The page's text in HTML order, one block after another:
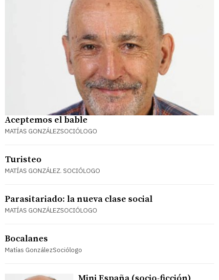
Aceptemos el bable
MATÍAS GONZÁLEZSOCIÓLOGO
Turisteo
MATÍAS GONZÁLEZ. SOCIÓLOGO
Parasitariado: la nueva clase social
MATÍAS GONZÁLEZSOCIÓLOGO
Bocalanes
Matías GonzálezSociólogo